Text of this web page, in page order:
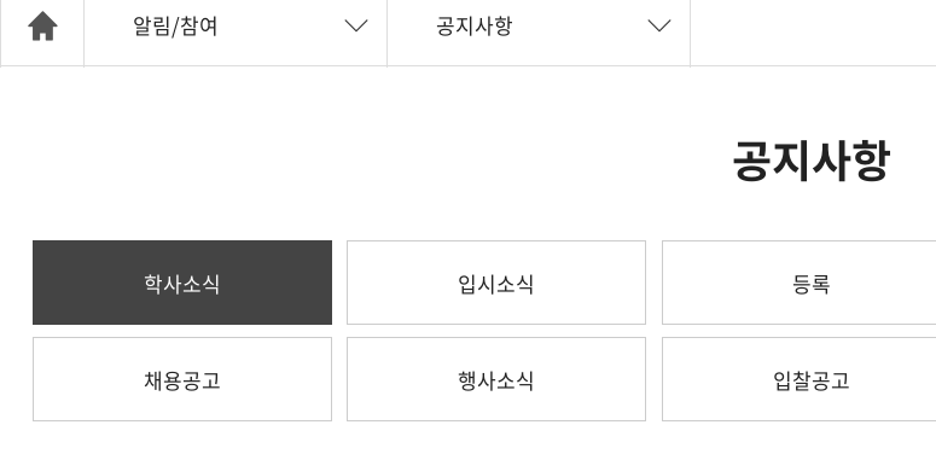
알림/참여 공지사항
공지사항
학사소식 입시소식 등록
채용공고 행사소식 입찰공고